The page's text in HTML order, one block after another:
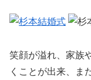
笑顔が溢れ、家族
くことが出来、ま